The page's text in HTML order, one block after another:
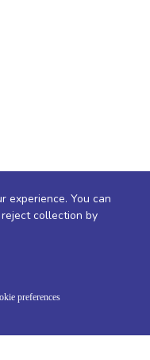
experience. You can
collection by
preferences